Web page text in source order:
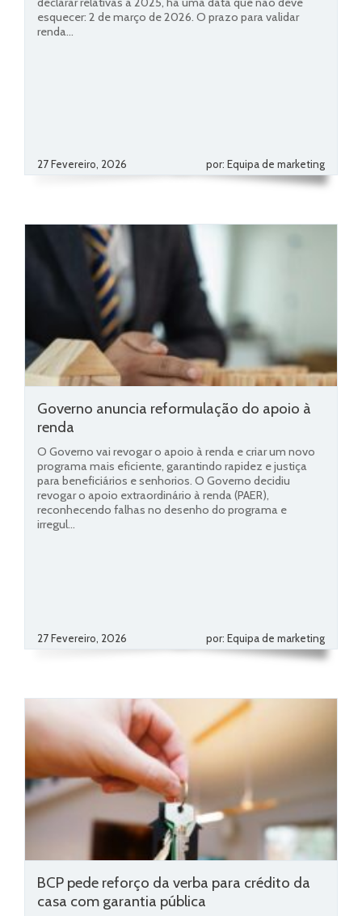
esquecer: 2 de março de 2026. O prazo para validar
renda...
27 Fevereiro, 2026 por: Equipa de marketing
Governo anuncia reformulação do apoio à
renda
O Governo vai revogar o apoio à renda e criar um novo
programa mais eficiente, garantindo rapidez e justiça
para beneficiários e senhorios. O Governo decidiu
revogar o apoio extraordinário à renda (PAER),
reconhecendo falhas no desenho do programa e
irregul...
27 Fevereiro, 2026 por: Equipa de marketing
BCP pede reforço da verba para crédito da
casa com garantia pública